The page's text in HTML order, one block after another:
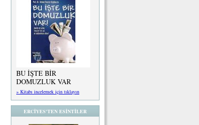
BU İŞTE BİR
DOMUZLUK VAR
» Kitabı incelemek için tıklayın
ERCİYES'TEN ESİNTİLER